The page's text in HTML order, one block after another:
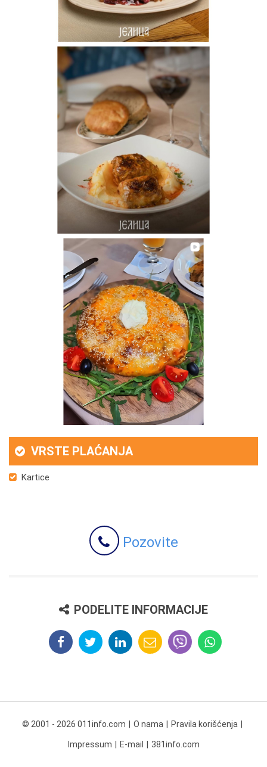
VRSTE PLAĆANJA
Kartice
Pozovite
PODELITE INFORMACIJE
© 2001 - 2026 011info.com O nama Pravila korišćenja
Impressum E-mail 381info.com